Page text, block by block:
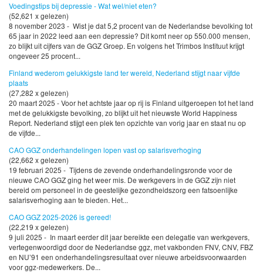
Voedingstips bij depressie - Wat wel/niet eten?
(52,621 x gelezen)
8 november 2023 - Wist je dat 5,2 procent van de Nederlandse bevolking tot
65 jaar in 2022 leed aan een depressie? Dit komt neer op 550.000 mensen,
zo blijkt uit cijfers van de GGZ Groep. En volgens het Trimbos Instituut krijgt
ongeveer 25 procent...
Finland wederom gelukkigste land ter wereld, Nederland stijgt naar vijfde
plaats
(27,282 x gelezen)
20 maart 2025 - Voor het achtste jaar op rij is Finland uitgeroepen tot het land
met de gelukkigste bevolking, zo blijkt uit het nieuwste World Happiness
Report. Nederland stijgt een plek ten opzichte van vorig jaar en staat nu op
de vijfde...
CAO GGZ onderhandelingen lopen vast op salarisverhoging
(22,662 x gelezen)
19 februari 2025 - Tijdens de zevende onderhandelingsronde voor de
nieuwe CAO GGZ ging het weer mis. De werkgevers in de GGZ zijn niet
bereid om personeel in de geestelijke gezondheidszorg een fatsoenlijke
salarisverhoging aan te bieden. Het...
CAO GGZ 2025-2026 is gereed!
(22,219 x gelezen)
9 juli 2025 - In maart eerder dit jaar bereikte een delegatie van werkgevers,
vertegenwoordigd door de Nederlandse ggz, met vakbonden FNV, CNV, FBZ
en NU’91 een onderhandelingsresultaat over nieuwe arbeidsvoorwaarden
voor ggz-medewerkers. De...